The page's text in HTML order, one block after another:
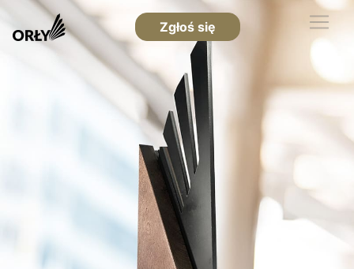
Zgłoś się